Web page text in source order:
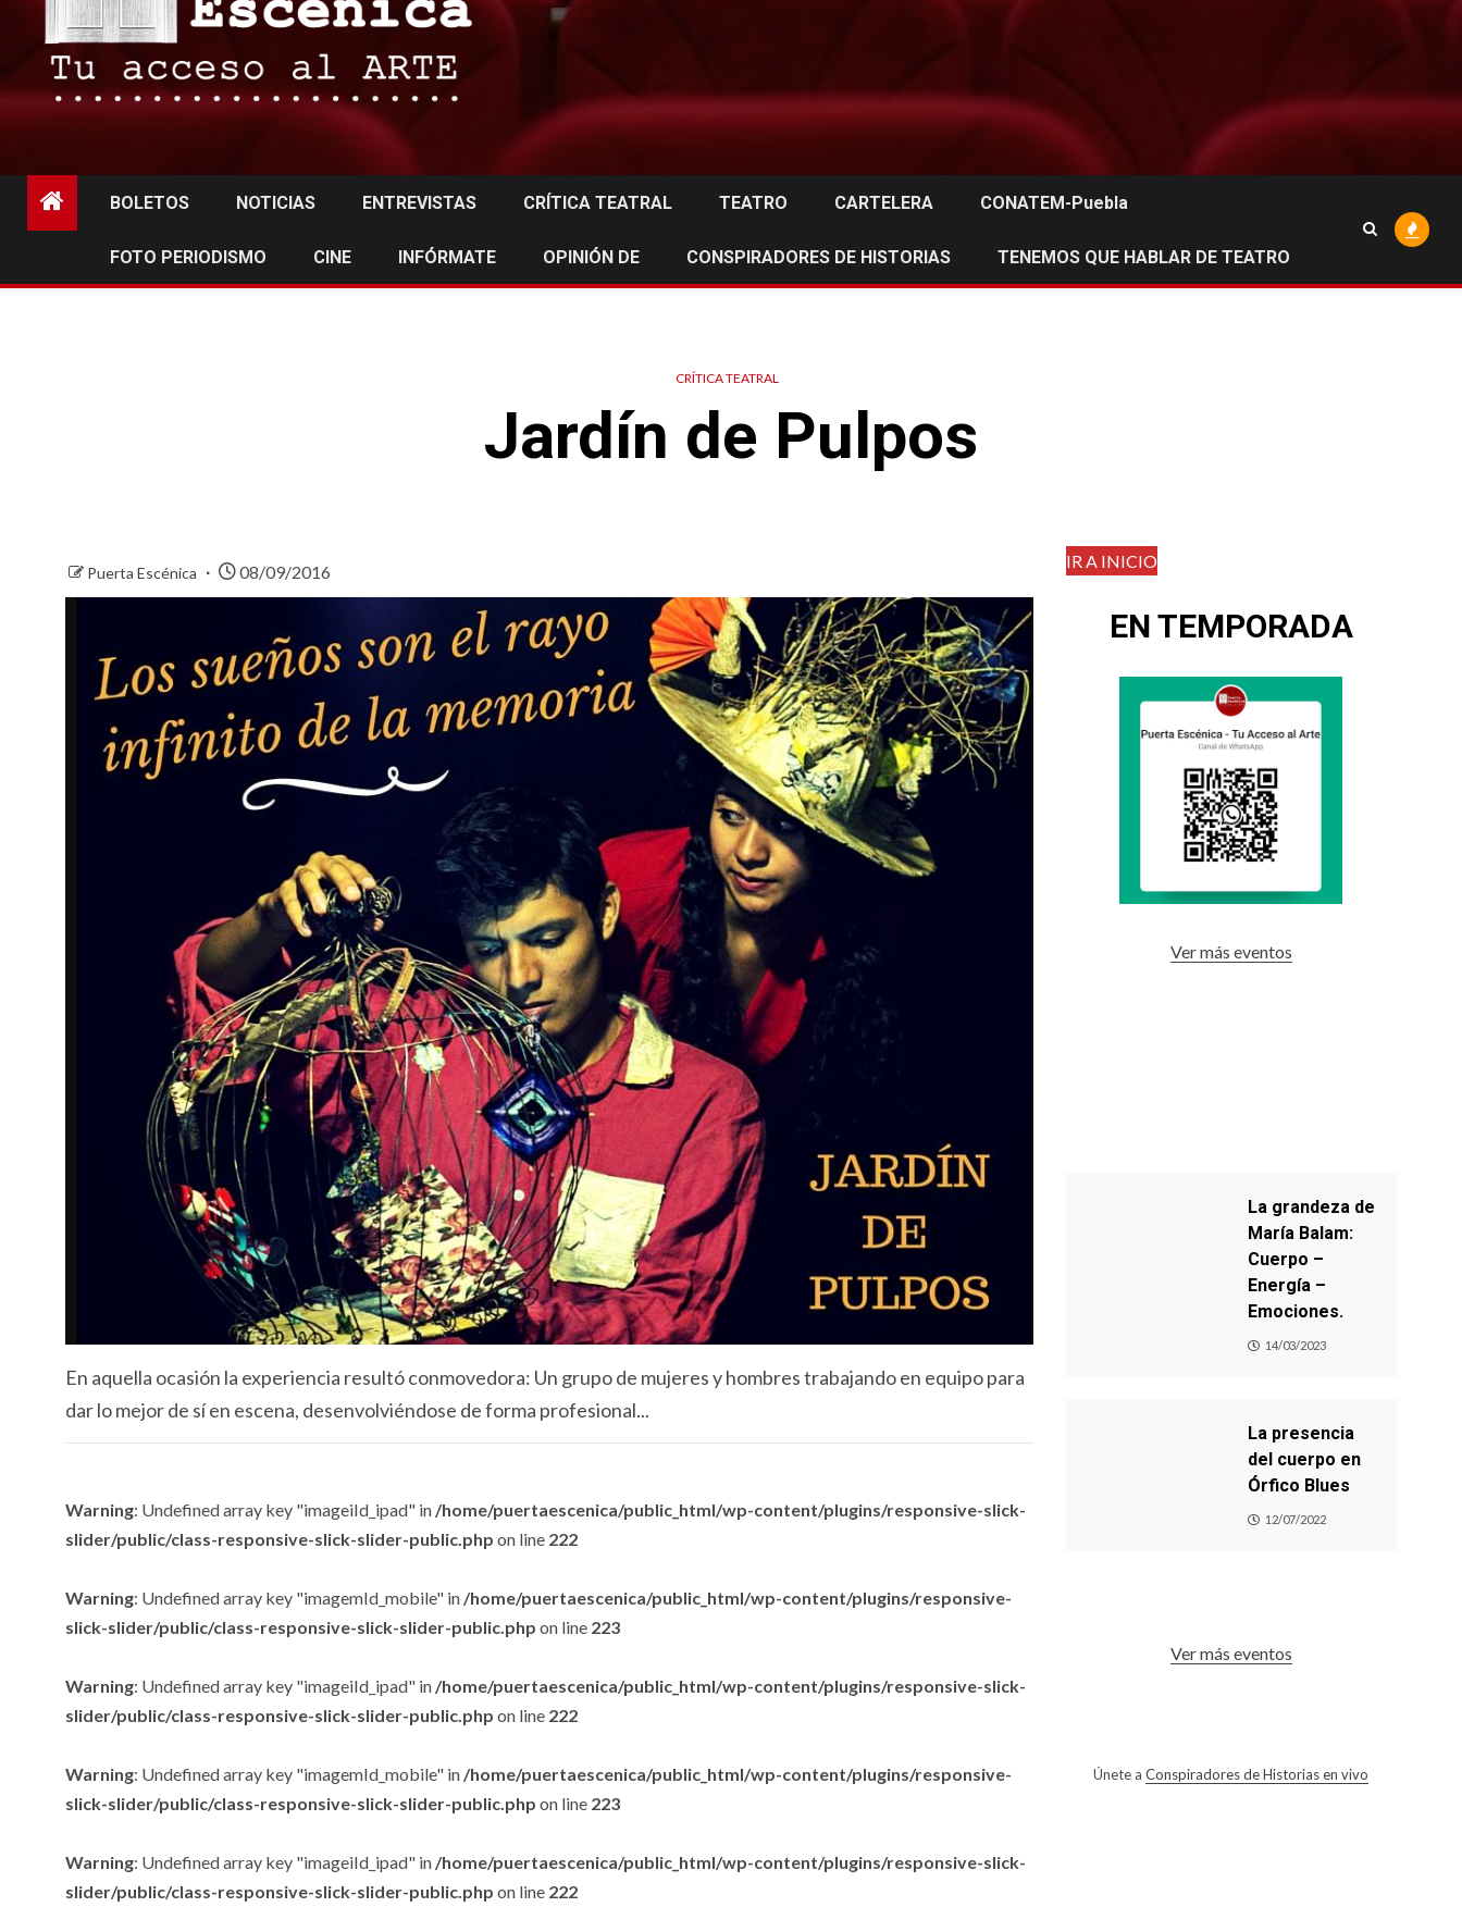
BOLETOS NOTICIAS ENTREVISTAS CRÍTICA TEATRAL TEATRO CARTELERA CONATEM-Puebla
FOTO PERIODISMO CINE INFÓRMATE OPINIÓN DE CONSPIRADORES DE HISTORIAS TENEMOS QUE HABLAR DE TEATRO
CRÍTICA TEATRAL
Jardín de Pulpos
Puerta Escénica 08/09/2016
En aquella ocasión la experiencia resultó conmovedora: Un grupo de mujeres y hombres trabajando en equipo para
dar lo mejor de sí en escena, desenvolviéndose de forma profesional...
Warning: Undefined array key "imageiId_ipad" in /home/puertaescenica/public_html/wp-content/plugins/responsive-slick-
slider/public/class-responsive-slick-slider-public.php on line 222
Warning: Undefined array key "imagemId_mobile" in /home/puertaescenica/public_html/wp-content/plugins/responsive-
slick-slider/public/class-responsive-slick-slider-public.php on line 223
Warning: Undefined array key "imageiId_ipad" in /home/puertaescenica/public_html/wp-content/plugins/responsive-slick-
slider/public/class-responsive-slick-slider-public.php on line 222
Warning: Undefined array key "imagemId_mobile" in /home/puertaescenica/public_html/wp-content/plugins/responsive-
slick-slider/public/class-responsive-slick-slider-public.php on line 223
Warning: Undefined array key "imageiId_ipad" in /home/puertaescenica/public_html/wp-content/plugins/responsive-slick-
slider/public/class-responsive-slick-slider-public.php on line 222
IR A INICIO
EN TEMPORADA
Ver más eventos
La grandeza de
María Balam:
Cuerpo –
Energía –
Emociones.
14/03/2023
La presencia
del cuerpo en
Órfico Blues
12/07/2022
Ver más eventos
Únete aConspiradores de Historias en vivo